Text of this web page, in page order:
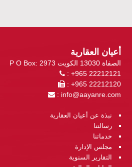
أعيان العقارية
P O Box: 2973 الصفاة 13030 الكويت
: +965 22212121
: +965 22212120
: info@aayanre.com
نبذة عن أعيان العقارية
رسالتنا
خدماتنا
مجلس الإدارة
التقارير السنوية